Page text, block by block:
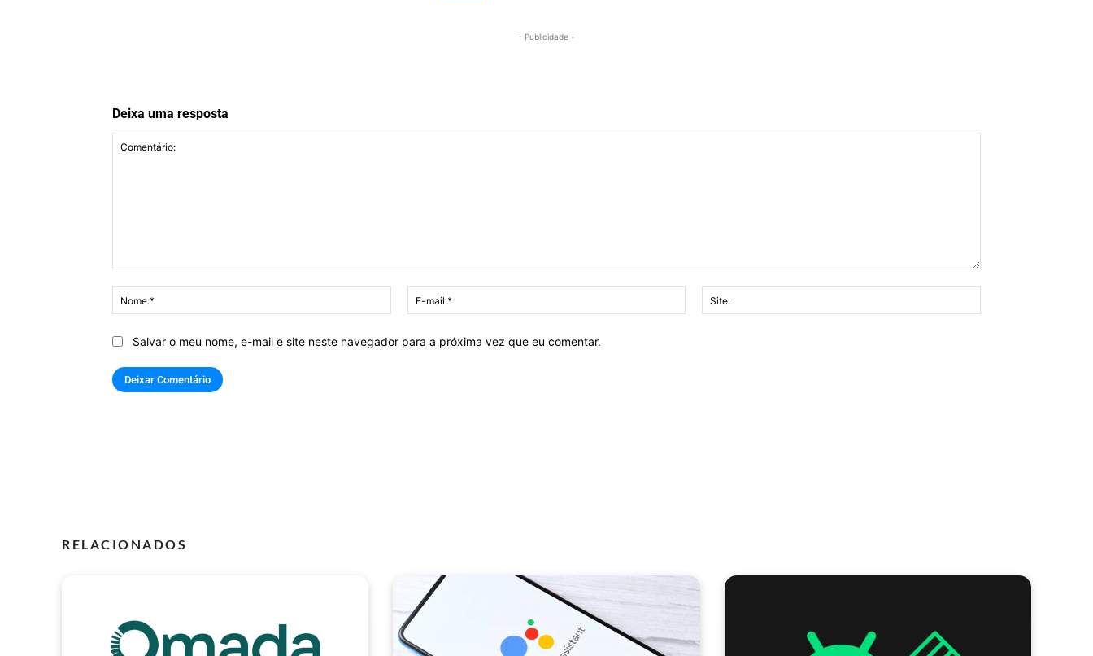
- Publicidade -
Deixa uma resposta
Nome:*
mail:*
Salvar o meu nome, e-mail e site neste navegador para a próxima vez que eu comentar.
RELACIONADOS